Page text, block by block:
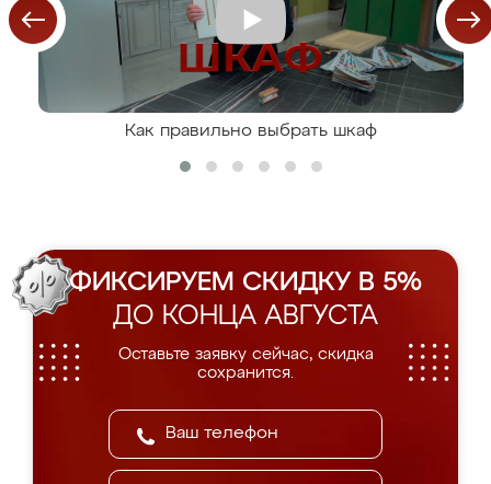
Как правильно выбрать шкаф
ФИКСИРУЕМ СКИДКУ В 5%
ДО КОНЦА АВГУСТА
Оставьте заявку сейчас, скидка
сохранится.